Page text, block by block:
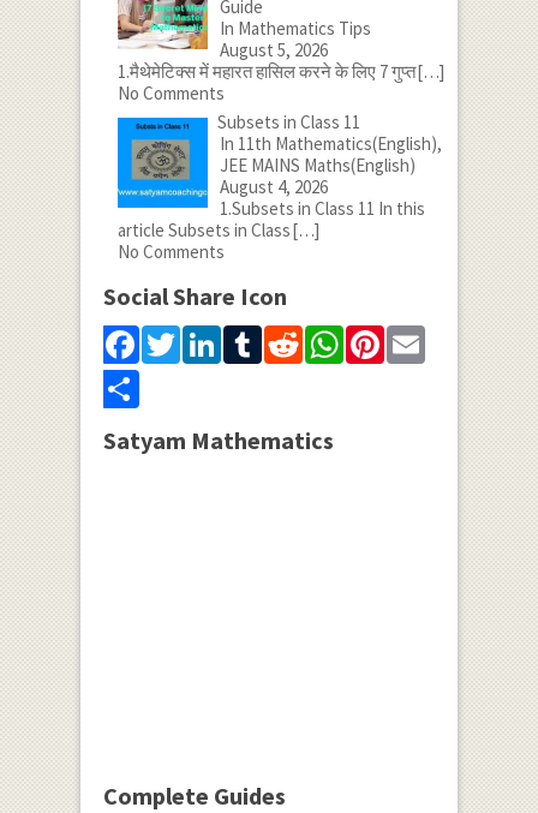
Guide
In Mathematics Tips
August 5, 2026
1.मैथेमेटिक्स में महारत हासिल करने के लिए 7 गुप्त[…]
No Comments
Subsets in Class 11
In 11th Mathematics(English),
JEE MAINS Maths(English)
August 4, 2026
1.Subsets in Class 11 In this
article Subsets in Class[…]
No Comments
Social Share Icon
Facebook
Twitter
LinkedIn
Tumblr
Reddit
WhatsApp
Pinterest
Email
Share
Satyam Mathematics
Complete Guides